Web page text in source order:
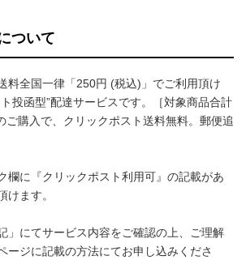
ついて
料全国一律「250円 (税込)」でご利用頂け
投函型”配達サービスです。［対象商品合計
ご購入で、クリックポスト送料無料。郵便追
欄に『クリックポスト利用可』の記載があ
けます。
」にてサービス内容をご確認の上、ご理解
ージに記載の方法にてお申し込みくださ